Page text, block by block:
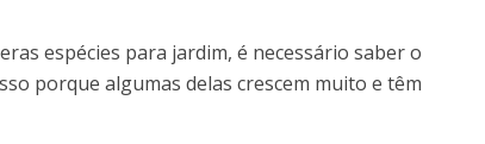
espécies para jardim, é necessário saber o
porque algumas delas crescem muito e têm